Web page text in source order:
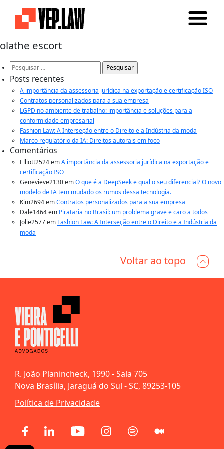
olathe escort
Pesquisar
por:
Posts recentes
A importância da assessoria jurídica na exportação e certificação ISO
Contratos personalizados para a sua empresa
LGPD no ambiente de trabalho: importância e soluções para a
conformidade empresarial
Fashion Law: A Interseção entre o Direito e a Indústria da moda
Marco regulatório da IA: Direitos autorais em foco
Comentários
Elliott2524emA importância da assessoria jurídica na exportação e
certificação ISO
Genevieve2130emO que é a DeepSeek e qual o seu diferencial? O novo
modelo de IA tem mudado os rumos dessa tecnologia.
Kim2694emContratos personalizados para a sua empresa
Dale1464em Pirataria no Brasil: um problema grave e caro a todos
Jolie2577em Fashion Law: A Interseção entre o Direito e a Indústria da
moda
Voltar ao topo
R. João Planincheck, 1990 - Sala 705
Nova Brasília, Jaraguá do Sul - SC, 89253-105
Política de Privacidade